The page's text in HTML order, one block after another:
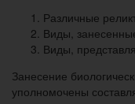
Различные
Виды,
Виды,
Занесение
уполномочены